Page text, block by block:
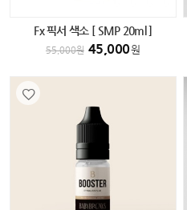
Fx 픽서 색소 [ SMP 20ml ]
55,000원 45,000원